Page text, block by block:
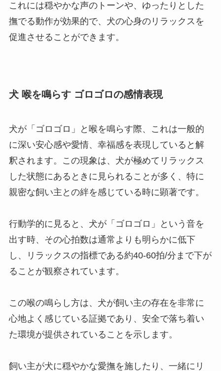
これには穏やかな声のトーンや、ゆったりとした
撫でる動作が効果的で、犬の心身のリラックスを
促進させることができます。
犬 喉を鳴らす ゴロゴロの感情表現
犬が「ゴロゴロ」と喉を鳴らす際、これは一般的
に深い安心感や愛情、幸福感を表現していると解
釈されます。この現象は、犬が極めてリラックス
した状態にあるときに見られることが多く、特に
親密な飼い主との絆を感じている時に顕著です。
行動学的に見ると、犬が「ゴロゴロ」という音を
出す時、その心拍数は通常よりも明らかに低下
し、リラックスの指標である約40-60拍/分まで下が
ることが観察されています。
この喉の鳴らし方は、犬が飼い主の存在を非常に
心地よく感じている証拠であり、安全で落ち着い
た環境が提供されていることを示します。
飼い主が犬に穏やかな愛撫を施したり、一緒にリ